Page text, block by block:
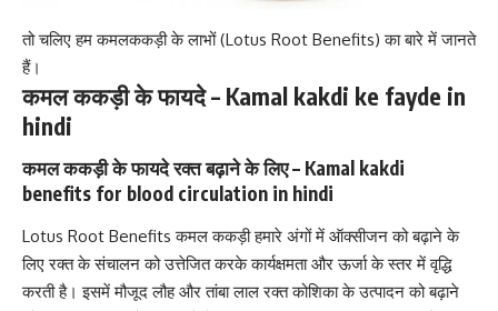
तो चलिए हम कमलककड़ी के लाभों (Lotus Root Benefits) का बारे में जानते
हैं।
कमल ककड़ी के फायदे – Kamal kakdi ke fayde in
hindi
कमल ककड़ी के फायदे रक्त बढ़ाने के लिए – Kamal kakdi
benefits for blood circulation in hindi
Lotus Root Benefits कमल ककड़ी हमारे अंगों में ऑक्सीजनको बढ़ाने के
लिए रक्त के संचालन को उत्तेजित करके कार्यक्षमता और ऊर्जा के स्तर में वृद्धि
करती है। इसमें मौजूद लौह और तांबा लाल रक्त कोशिका के उत्पादन को बढ़ाने